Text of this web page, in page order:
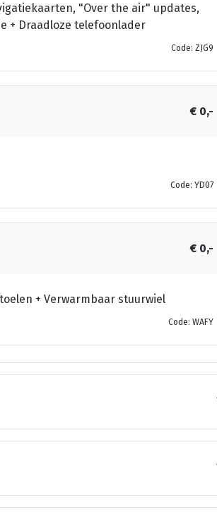
"Over the air" updates,
+ Draadloze telefoonlader
Code: ZJG9
€ 0,-
Code: YD07
€ 0,-
+ Verwarmbaar stuurwiel
Code: WAFY